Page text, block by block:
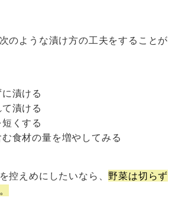
のような漬け方の工夫をすることが
漬ける
漬ける
くする
食材の量を増やしてみる
控えめにしたいなら、野菜は切らず